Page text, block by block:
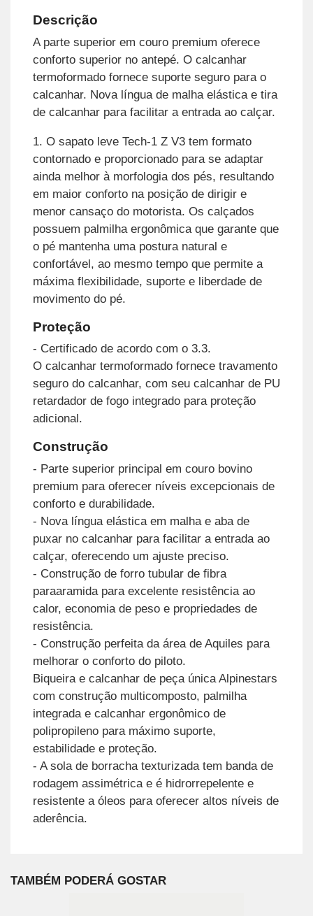
Descrição
A parte superior em couro premium oferece
conforto superior no antepé. O calcanhar
termoformado fornece suporte seguro para o
calcanhar. Nova língua de malha elástica e tira
de calcanhar para facilitar a entrada ao calçar.
1. O sapato leve Tech-1 Z V3 tem formato
contornado e proporcionado para se adaptar
ainda melhor à morfologia dos pés, resultando
em maior conforto na posição de dirigir e
menor cansaço do motorista. Os calçados
possuem palmilha ergonômica que garante que
o pé mantenha uma postura natural e
confortável, ao mesmo tempo que permite a
máxima flexibilidade, suporte e liberdade de
movimento do pé.
Proteção
- Certificado de acordo com o 3.3.
O calcanhar termoformado fornece travamento
seguro do calcanhar, com seu calcanhar de PU
retardador de fogo integrado para proteção
adicional.
Construção
- Parte superior principal em couro bovino
premium para oferecer níveis excepcionais de
conforto e durabilidade.
- Nova língua elástica em malha e aba de
puxar no calcanhar para facilitar a entrada ao
calçar, oferecendo um ajuste preciso.
- Construção de forro tubular de fibra
paraaramida para excelente resistência ao
calor, economia de peso e propriedades de
resistência.
- Construção perfeita da área de Aquiles para
melhorar o conforto do piloto.
Biqueira e calcanhar de peça única Alpinestars
com construção multicomposto, palmilha
integrada e calcanhar ergonômico de
polipropileno para máximo suporte,
estabilidade e proteção.
- A sola de borracha texturizada tem banda de
rodagem assimétrica e é hidrorrepelente e
resistente a óleos para oferecer altos níveis de
aderência.
TAMBÉM PODERÁ GOSTAR